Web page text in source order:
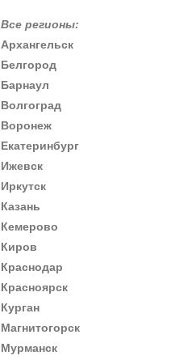
Все регионы:
Архангельск
Белгород
Барнаул
Волгоград
Воронеж
Екатеринбург
Ижевск
Иркутск
Казань
Кемерово
Киров
Краснодар
Красноярск
Курган
Магнитогорск
Мурманск